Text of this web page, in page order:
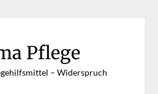
Pflege
– Widerspruch